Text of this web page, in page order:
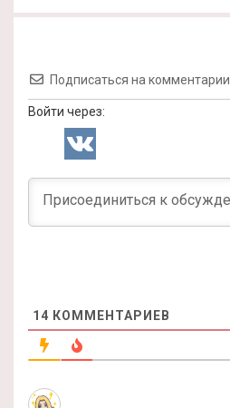
Подписаться на комментарии
Войти через:
14 КОММЕНТАРИЕВ